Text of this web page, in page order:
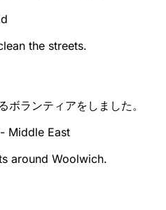
the streets.
ボランティアをしました。
Middle East
around Woolwich.